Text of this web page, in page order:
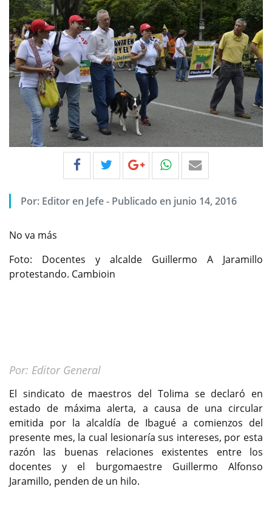
Por: Editor en Jefe- Publicado en junio 14, 2016
No va más
Foto: Docentes y alcalde Guillermo A Jaramillo
protestando. Cambioin
Por: Editor General
El sindicato de maestros del Tolima se declaró en
estado de máxima alerta, a causa de una circular
emitida por la alcaldía de Ibagué a comienzos del
presente mes, la cual lesionaría sus intereses, por esta
razón las buenas relaciones existentes entre los
docentes y el burgomaestre Guillermo Alfonso
Jaramillo, penden de un hilo.